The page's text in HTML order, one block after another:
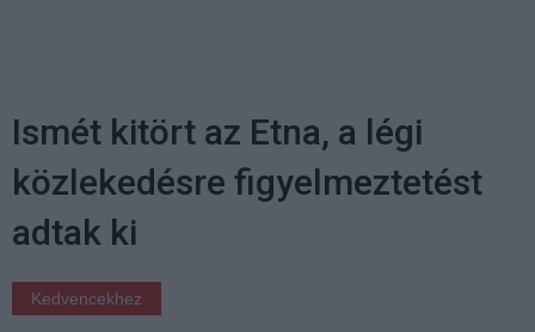
Ismét kitört az Etna, a légi
közlekedésre figyelmeztetést
adtak ki
Kedvencekhez